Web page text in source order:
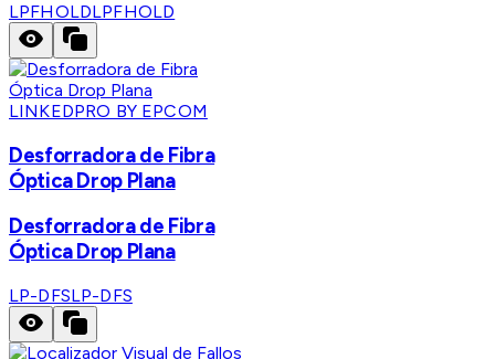
LPFHOLDLPFHOLD
LINKEDPRO BY EPCOM
Desforradora de Fibra
Óptica Drop Plana
Desforradora de Fibra
Óptica Drop Plana
LP-DFSLP-DFS